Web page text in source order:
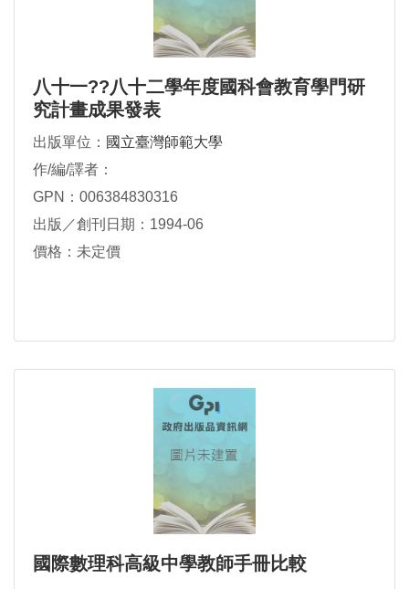
八十一??八十二學年度國科會教育學門研
究計畫成果發表
出版單位： 國立臺灣師範大學
作/編/譯者：
GPN：006384830316
出版／創刊日期：1994-06
價格：未定價
國際數理科高級中學教師手冊比較